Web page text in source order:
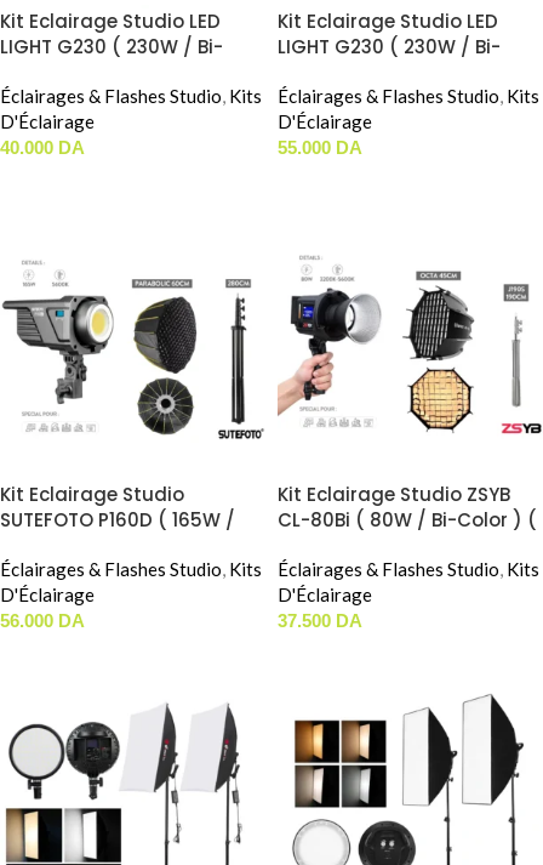
Kit Eclairage Studio LED
LIGHT G230 ( 230W / Bi-
Éclairages & Flashes Studio, Kits
D'Éclairage
40.000 DA
Kit Eclairage Studio LED
LIGHT G230 ( 230W / Bi-
Éclairages & Flashes Studio, Kits
D'Éclairage
55.000 DA
Kit Eclairage Studio
SUTEFOTO P160D ( 165W /
)
Éclairages & Flashes Studio, Kits
D'Éclairage
56.000 DA
Kit Eclairage Studio ZSYB
CL-80Bi ( 80W / Bi-Color ) (
Éclairages & Flashes Studio, Kits
D'Éclairage
37.500 DA